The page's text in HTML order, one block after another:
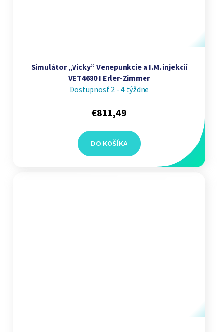
Simulátor „Vicky“ Venepunkcie a I.M. injekcií
VET4680 I Erler-Zimmer
Dostupnosť 2 - 4 týždne
€811,49
DO KOŠÍKA